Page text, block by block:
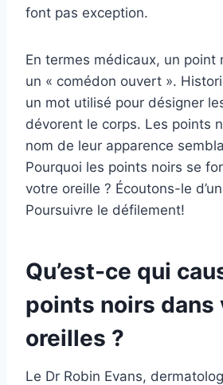
font pas exception.
En termes médicaux, un point
un « comédon ouvert ».
un mot utilisé pour désigner
dévorent le corps. Les points
nom de leur apparence
Pourquoi les points noirs se
votre oreille ? Écoutons-le
Poursuivre le défilement!
Qu’est-ce qui
points noirs dans
oreilles ?
Le Dr Robin Evans,